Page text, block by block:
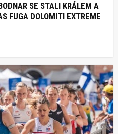
SE STALI KRÁLEM A
FUGA DOLOMITI EXTREME